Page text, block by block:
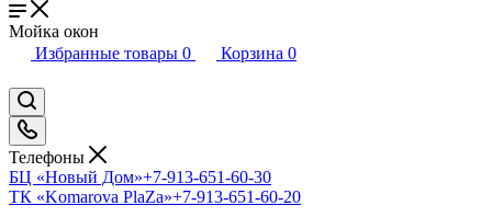
Мойка окон
Избранные товары 0 Корзина 0
Телефоны
БЦ «Новый Дом»+7-913-651-60-30
ТК «Komarova PlaZa»+7-913-651-60-20